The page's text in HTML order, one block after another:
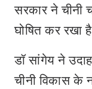
सरकार ने चीनी
घोषित कर रखा
डॉ सांगेय ने
चीनी विकास के